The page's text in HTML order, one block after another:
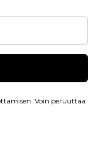
Voin peruuttaa